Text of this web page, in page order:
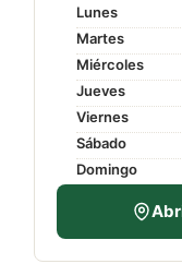
Lunes
Martes
Miércoles
Jueves
Viernes
Sábado
Domingo